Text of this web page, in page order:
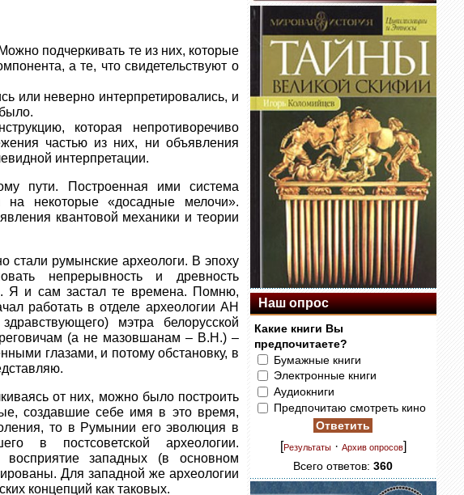
подчеркивать те из них, которые
а те, что свидетельствуют о
или неверно интерпретировались, и
которая непротиворечиво
частью из них, ни объявления
интерпретации.
пути. Построенная ими система
некоторые «досадные мелочи».
квантовой механики и теории
стали румынские археологи. В эпоху
непрерывность и древность
Я и сам застал те времена. Помню,
работать в отделе археологии АН
мэтра белорусской
(а не мазовшанам – В.Н.) –
глазами, и потому обстановку, в
от них, можно было построить
создавшие себе имя в это время,
то в Румынии его эволюция в
в постсоветской археологии.
западных (в основном
Для западной же археологии
концепций как таковых.
Наш опрос
Какие книги Вы
предпочитаете?
Бумажные книги
Электронные книги
Аудиокниги
Предпочитаю смотреть кино
[Результаты· Архив опросов]
Всего ответов:360